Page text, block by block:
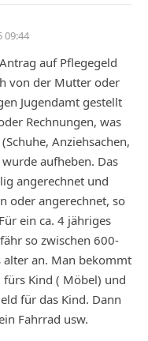
09:44
auf Pflegegeld
von der Mutter oder
Jugendamt gestellt
Rechnungen, was
Anziehsachen,
aufheben. Das
angerechnet und
oder angerechnet, so
ein ca. 4 jähriges
so zwischen 600-
an. Man bekommt
fürs Kind ( Möbel) und
für das Kind. Dann
Fahrrad usw.